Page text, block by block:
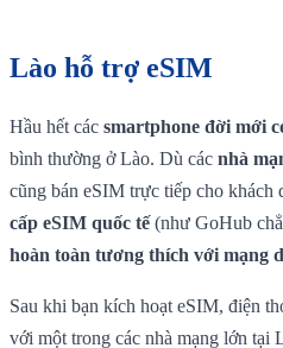
Lào hỗ trợ eSIM
Hầu hết các smartphone đời mới
bình thường ở Lào. Dù các nhà
cũng bán eSIM trực tiếp cho khách
cấp eSIM quốc tế(như GoHub
hoàn toàn tương thích với mạng
Sau khi bạn kích hoạt eSIM, điện
với một trong các nhà mạng lớn tại